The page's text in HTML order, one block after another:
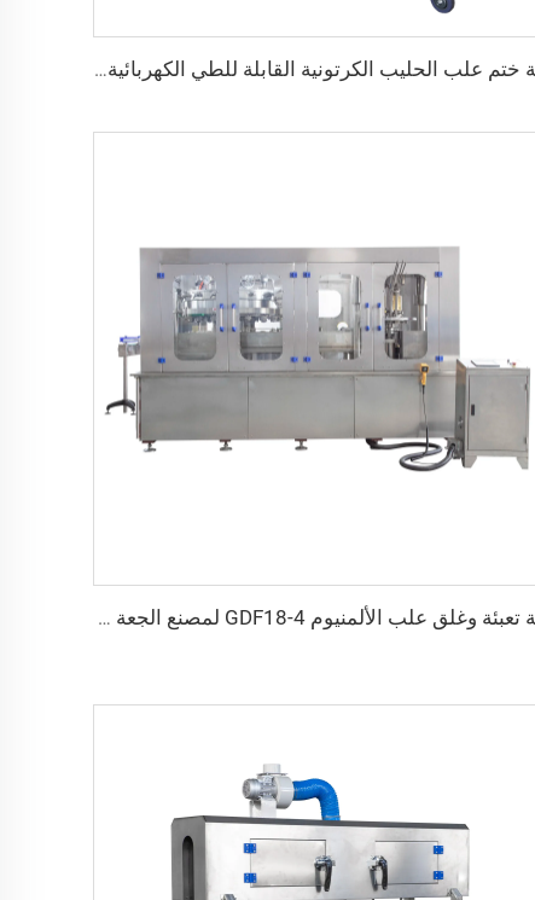
آلة ختم علب الحليب الكرتونية القابلة للطي الكهربائية باستخدام شريط ورقي لتعبئة المشروبات والسلع متينة تحمل كهربائي
آلة تعبئة وغلق علب الألمنيوم GDF18-4 لمصنع الجعة الحرفية (نوع 2 في 1)